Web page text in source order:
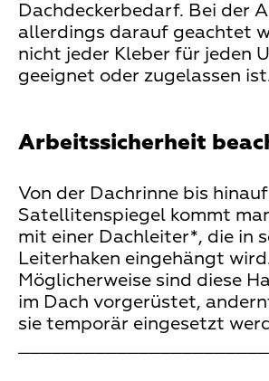
Dachdeckerbedarf. Bei der
allerdings darauf geachtet
nicht jeder Kleber für jeden
geeignet oder zugelassen
Arbeitssicherheit
Von der Dachrinne bis
Satellitenspiegel kommt
mit einer Dachleiter*, die in
Leiterhaken eingehängt
Möglicherweise sind diese
im Dach vorgerüstet,
sie temporär eingesetzt